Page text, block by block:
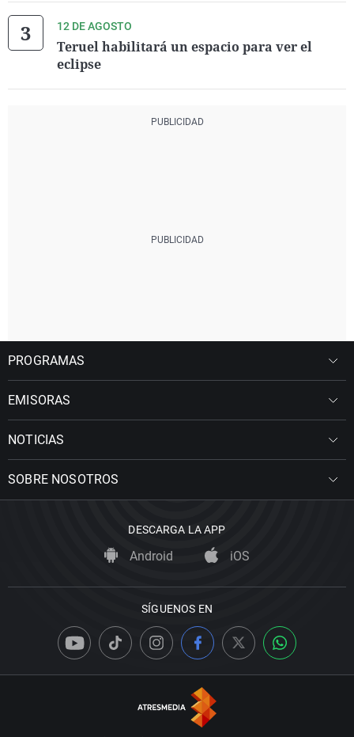
12 DE AGOSTO
Teruel habilitará un espacio para ver el
eclipse
PROGRAMAS
EMISORAS
NOTICIAS
SOBRE NOSOTROS
DESCARGA LA APP
Android iOS
SÍGUENOS EN